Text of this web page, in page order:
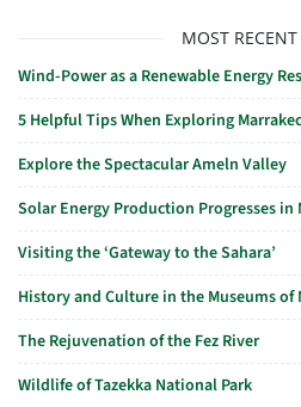
MOST RECENT
Wind-Power as a Renewable Energy
5 Helpful Tips When Exploring
Explore the Spectacular Ameln Valley
Solar Energy Production Progresses in
Visiting the ‘Gateway to the Sahara’
History and Culture in the Museums of
The Rejuvenation of the Fez River
Wildlife of Tazekka National Park